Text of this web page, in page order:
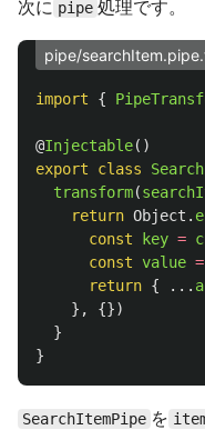
次に pipe 処理です。
pipe/
import {
@Injectable()
export
class
transform(
return Object .
const
key =
const value =
return { ...
},
{})
}
}
SearchItemPipe を